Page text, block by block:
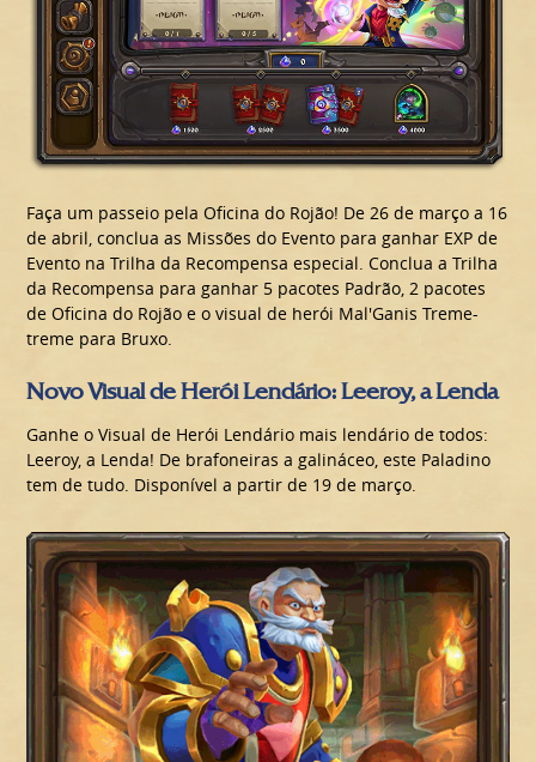
Faça um passeio pela Oficina do Rojão! De 26 de março a 16
de abril, conclua as Missões do Evento para ganhar EXP de
Evento na Trilha da Recompensa especial. Conclua a Trilha
da Recompensa para ganhar 5 pacotes Padrão, 2 pacotes
de Oficina do Rojão e o visual de herói Mal'Ganis Treme-
treme para Bruxo.
Novo Visual de Herói Lendário: Leeroy, a Lenda
Ganhe o Visual de Herói Lendário mais lendário de todos:
Leeroy, a Lenda! De brafoneiras a galináceo, este Paladino
tem de tudo. Disponível a partir de 19 de março.